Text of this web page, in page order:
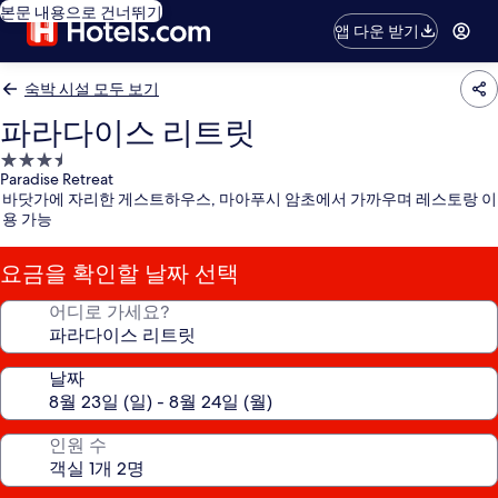
본문 내용으로 건너뛰기
앱 다운 받기
숙박 시설 모두 보기
파라다이스 리트릿
3.5
성
급
숙
시
설
Paradise Retreat
바닷가에 자리한 게스트하우스, 마아푸시 암초에서 가까우며 레스토랑 이
용 가능
요금을 확인할 날짜 선택
어디로 가세요?
날짜
인원 수